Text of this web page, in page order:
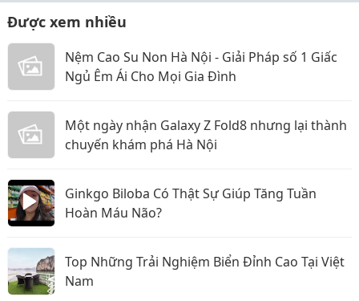
Được xem nhiều
Nệm Cao Su Non Hà Nội - Giải Pháp số 1 Giấc
Ngủ Êm Ái Cho Mọi Gia Đình
Một ngày nhận Galaxy Z Fold8 nhưng lại thành
chuyến khám phá Hà Nội
Ginkgo Biloba Có Thật Sự Giúp Tăng Tuần
Hoàn Máu Não?
Top Những Trải Nghiệm Biển Đỉnh Cao Tại Việt
Nam